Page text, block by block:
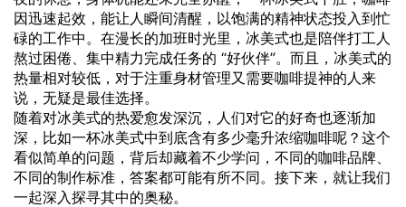
因迅速起效，能让人瞬间清醒，以饱满的精神状态投入到忙
碌的工作中。在漫长的加班时光里，冰美式也是陪伴打工人
熬过困倦、集中精力完成任务的 “好伙伴”。而且，冰美式的
热量相对较低，对于注重身材管理又需要咖啡提神的人来
说，无疑是最佳选择。
随着对冰美式的热爱愈发深沉，人们对它的好奇也逐渐加
深，比如一杯冰美式中到底含有多少毫升浓缩咖啡呢？这个
看似简单的问题，背后却藏着不少学问，不同的咖啡品牌、
不同的制作标准，答案都可能有所不同。接下来，就让我们
一起深入探寻其中的奥秘。